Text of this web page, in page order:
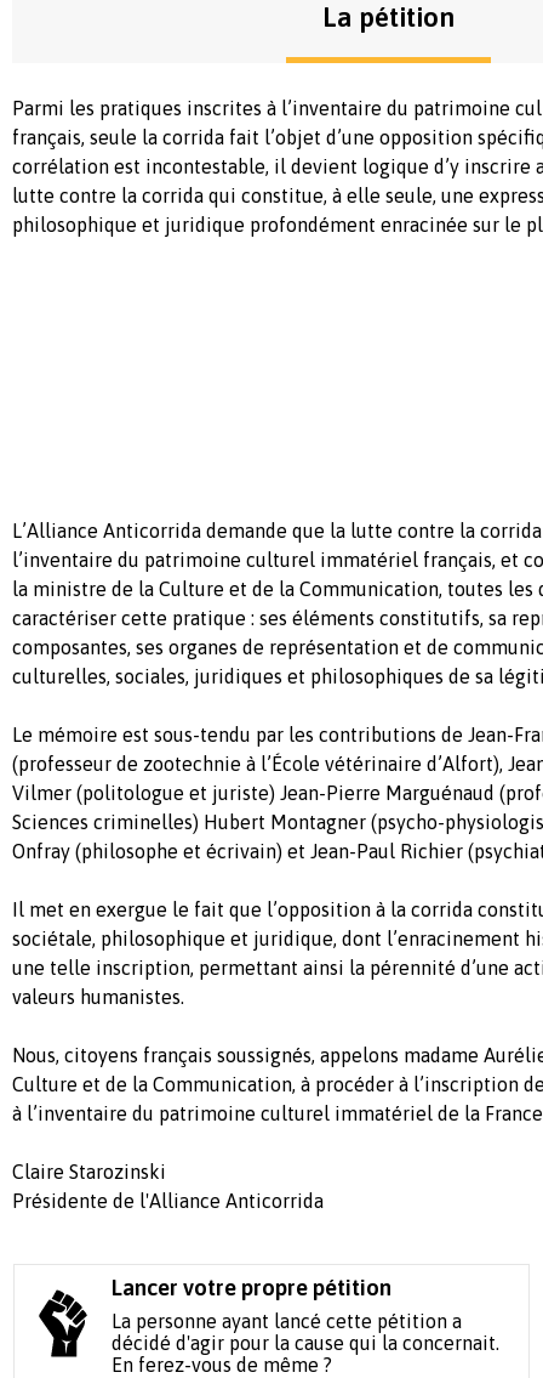
La pétition
Parmi les pratiques inscrites à l’inventaire du patrimoine
français, seule la corrida fait l’objet d’une opposition
corrélation est incontestable, il devient logique d’y inscrire
lutte contre la corrida qui constitue, à elle seule, une
philosophique et juridique profondément enracinée sur le
L’Alliance Anticorrida demande que la lutte contre la
l’inventaire du patrimoine culturel immatériel français, et
la ministre de la Culture et de la Communication, toutes les
caractériser cette pratique : ses éléments constitutifs, sa
composantes, ses organes de représentation et de
culturelles, sociales, juridiques et philosophiques de sa
Le mémoire est sous-tendu par les contributions de Jean-
(professeur de zootechnie à l’École vétérinaire d’Alfort),
Vilmer (politologue et juriste) Jean-Pierre Marguénaud
Sciences criminelles) Hubert Montagner (psycho-
Onfray (philosophe et écrivain) et Jean-Paul Richier
Il met en exergue le fait que l’opposition à la corrida
sociétale, philosophique et juridique, dont l’enracinement
une telle inscription, permettant ainsi la pérennité d’une
valeurs humanistes.
Nous, citoyens français soussignés, appelons madame
Culture et de la Communication, à procéder à l’inscription
à l’inventaire du patrimoine culturel immatériel de la
Claire Starozinski
Présidente de l'Alliance Anticorrida
Lancer votre propre pétition
La personne ayant lancé cette pétition a
décidé d'agir pour la cause qui la concernait.
En ferez-vous de même ?